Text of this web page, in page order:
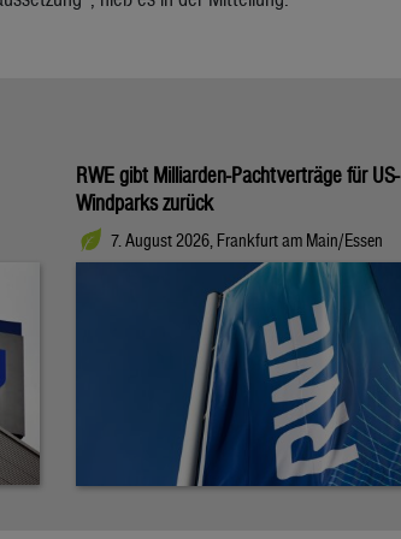
RWE gibt Milliarden-Pachtverträge für US-
Windparks zurück
7. August 2026, Frankfurt am Main/Essen